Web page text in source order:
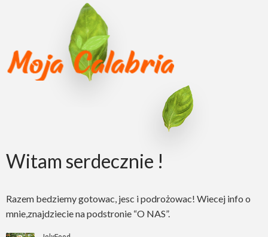
Witam serdecznie !
Razem bedziemy gotowac, jesc i podrożowac! Wiecej info o
mnie,znajdziecie na podstronie “O NAS”.